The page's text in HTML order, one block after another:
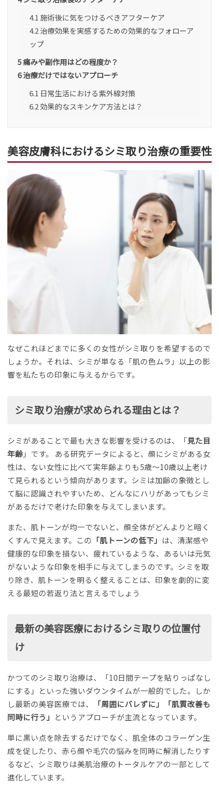
4.1 施術後に気をつけるべきアフターケア
4.2治療効果を実感するための効果的なフォローア
ップ
5痛みや副作用はどの程度か？
6治療だけではないアプローチ
6.1 日常生活における紫外線対策
6.2効果的なスキンケア方法とは？
美容皮膚科におけるシミ取り治療の重要性
なぜこれほどまでに多くの女性がシミ取りを希望するので
しょうか。それは、シミが単なる「肌の色ムラ」以上の影
響を私たちの印象に与えるからです。
シミ取り治療が求められる理由とは？
シミがあることで最も大きな影響を受けるのは、「見た目
年齢」です。 ある研究データによると、顔にシミがある女
性は、ない女性に比べて実年齢よりも5歳〜10歳以上老け
て見られるという傾向があります。シミは加齢の象徴とし
て脳に認識されやすいため、どんなにハリがあってもシミ
があるだけで老けた印象を与えてしまいます。
また、肌トーンが均一でないと、顔全体がどんよりと暗く
くすんで見えます。この 「肌トーンの低下」 は、清潔感や
健康的な印象を損ない、疲れているような、あるいは元気
がないような印象を相手に与えてしまうのです。シミを取
り除き、肌トーンを明るく整えることは、印象を劇的に変
える最短の若返り法と言えるでしょう
最新の美容医療におけるシミ取りの位置付
け
かつてのシミ取り治療は、「10日間テープを貼りっぱなし
にする」といった強いダウンタイムが一般的でした。しか
し最新の美容医療では、
「周囲にバレずに」「肌質改善も
同時に行う」 というアプローチが主流となっています。
単に黒い点を除去するだけでなく、肌全体のコラーゲン生
成を促したり、赤ら顔や毛穴の悩みを同時に解消したりす
るなど、シミ取りは美肌治療のトータルケアの一部として
進化しています。